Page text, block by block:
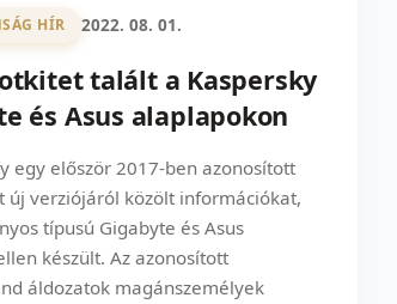
HÍR 2022. 08. 01.
talált a Kaspersky
és Asus alaplapokon
egy először 2017-ben azonosított
új verziójáról közölt információkat,
típusú Gigabyte és Asus
készült. Az azonosított
áldozatok magánszemélyek